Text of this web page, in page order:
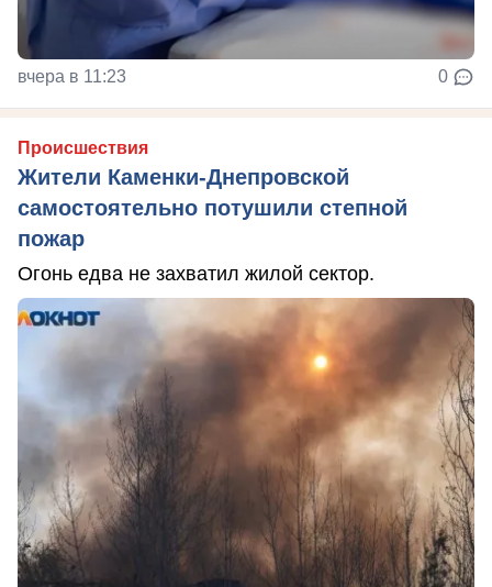
вчера в 11:23 0
Происшествия
Жители Каменки-Днепровской
самостоятельно потушили степной
пожар
Огонь едва не захватил жилой сектор.